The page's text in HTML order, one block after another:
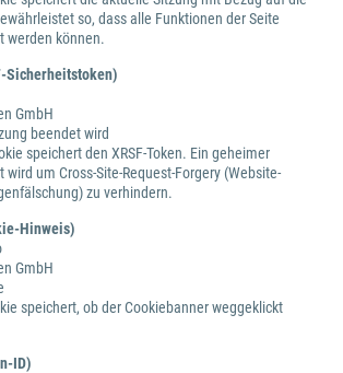
so, dass alle Funktionen der Seite
werden können.
Sicherheitstoken)
GmbH
beendet wird
speichert den XRSF-Token. Ein geheimer
um Cross-Site-Request-Forgery (Website-
zu verhindern.
Hinweis)
GmbH
speichert, ob der Cookiebanner weggeklickt
ID)